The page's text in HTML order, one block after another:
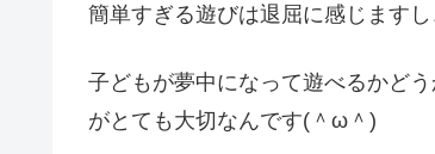
簡単すぎる遊びは退屈に感じます
子どもが夢中になって遊べるかど
がとても大切なんです(＾ω＾)